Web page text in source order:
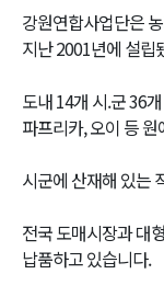
강원연합사업단은
지난 2001년에 설립
도내 14개 시.군 36
파프리카, 오이 등
시군에 산재해 있는
전국 도매시장과 대
납품하고 있습니다.